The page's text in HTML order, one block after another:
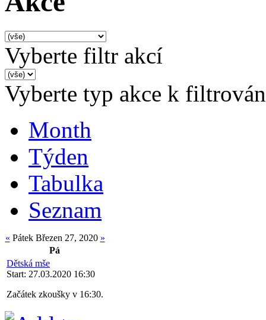
Vyberte filtr akcí
Vyberte typ akce k
Month
Týden
Tabulka
Seznam
« Pátek Březen 27, 2020 »
Pá
Dětská mše
Start: 27.03.2020 16:30
Začátek zkoušky v 16:30.